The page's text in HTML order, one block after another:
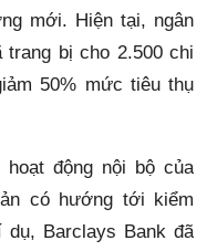
mới. Hiện tại, ngân
bị cho 2.500 chi
50% mức tiêu thụ
động nội bộ của
có hướng tới kiểm
dụ, Barclays Bank đã